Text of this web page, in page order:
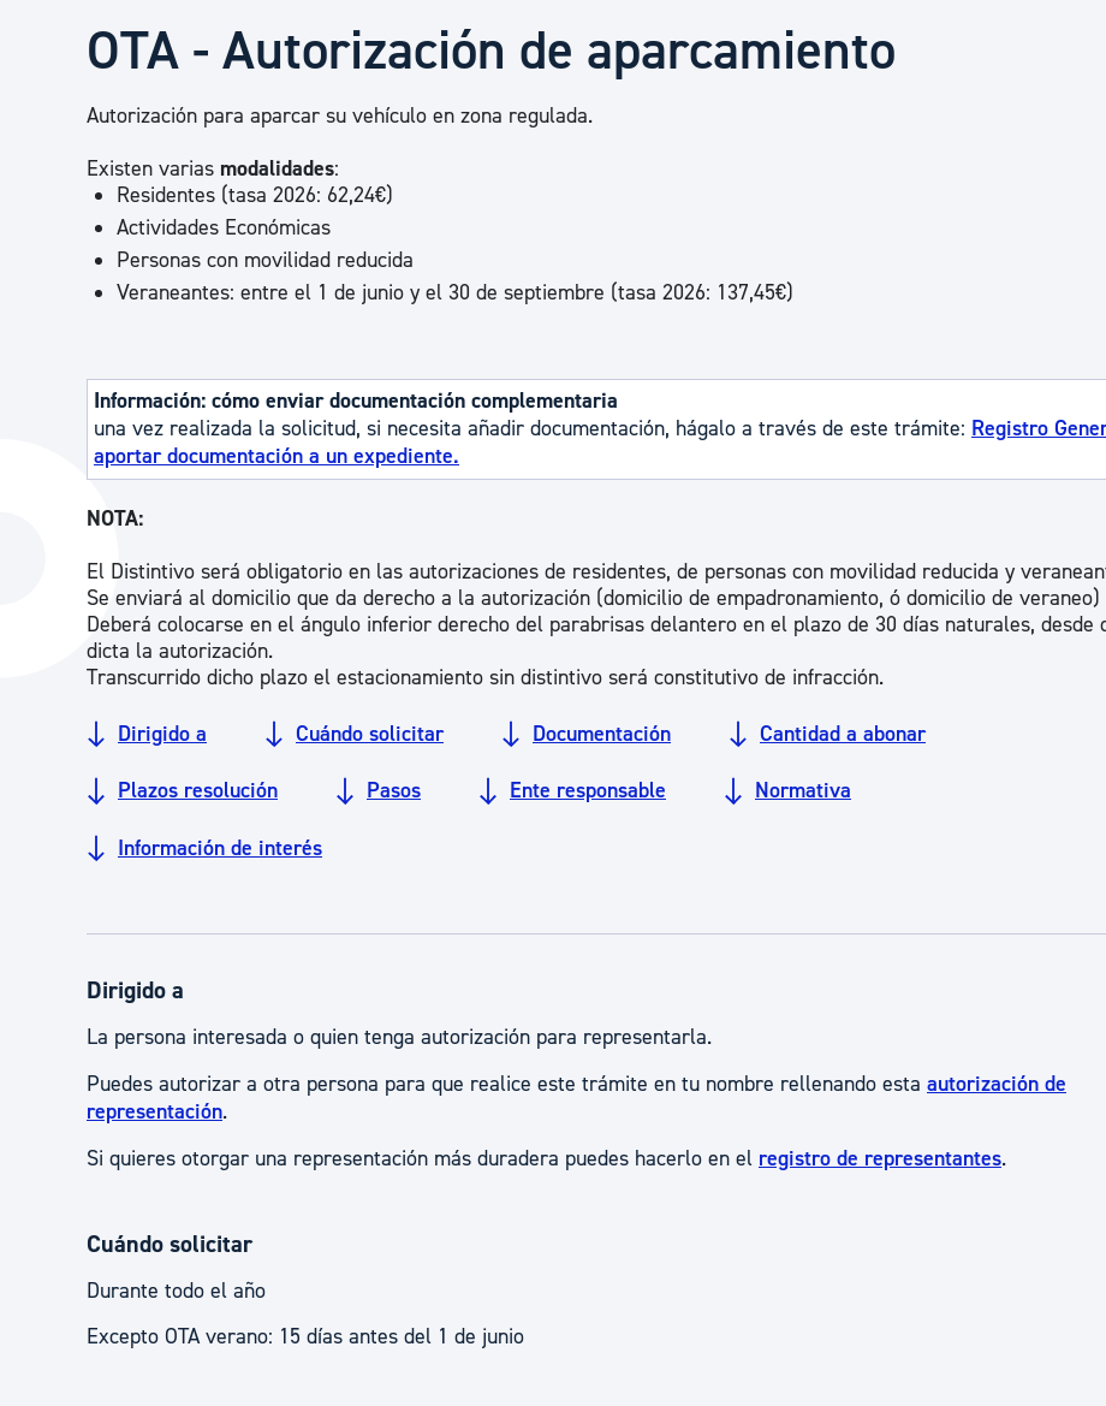
Infancia y juventud
Participación ciudadana y asociacionismo
Deporte Turismo
La ciudad
La ciudad ahora
Descubre la ciudad
Actualidad
Noticias
Administración municipal
Tablón de anuncios oficiales
OTA - Autorización de aparcamiento
Autorización para aparcar su vehículo en zona regulada.
Existen varias modalidades:
Residentes (tasa 2026: 62,24€)
Actividades Económicas
Personas con movilidad reducida
Veraneantes: entre el 1 de junio y el 30 de septiembre (tasa 2026: 137,45€)
Información: cómo enviar documentación complementaria
una vez realizada la solicitud, si necesita añadir documentación, hágalo a través de este trámite: Registro
aportar documentación a un expediente.
NOTA:
El Distintivo será obligatorio en las autorizaciones de residentes, de personas con movilidad reducida y
Se enviará al domicilio que da derecho a la autorización (domicilio de empadronamiento, ó domicilio de veraneo)
Deberá colocarse en el ángulo inferior derecho del parabrisas delantero en el plazo de 30 días naturales, desde
dicta la autorización.
Transcurrido dicho plazo el estacionamiento sin distintivo será constitutivo de infracción.
Dirigido a Cuándo solicitar Documentación Cantidad a abonar
Plazos resolución Pasos Ente responsable Normativa
Información de interés
Dirigido a
La persona interesada o quien tenga autorización para representarla.
Puedes autorizar a otra persona para que realice este trámite en tu nombre rellenando esta autorización de
representación.
Si quieres otorgar una representación más duradera puedes hacerlo en el registro de representantes.
Cuándo solicitar
Durante todo el año
Excepto OTA verano: 15 días antes del 1 de junio